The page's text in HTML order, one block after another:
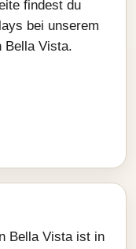
findest du
bei unserem
Bella Vista.
Bella Vista ist in